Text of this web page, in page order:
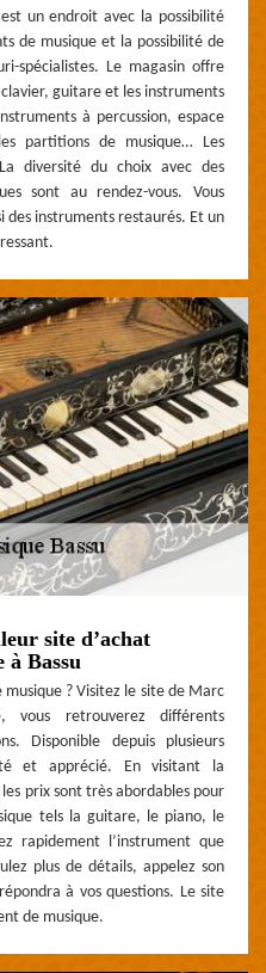
un endroit avec la possibilité
de musique et la possibilité de
spécialistes. Le magasin offre
guitare et les instruments
à percussion, espace
partitions de musique… Les
diversité du choix avec des
sont au rendez-vous. Vous
des instruments restaurés. Et un
site d’achat
à Bassu
? Visitez le site de Marc
vous retrouverez différents
Disponible depuis plusieurs
et apprécié. En visitant la
prix sont très abordables pour
tels la guitare, le piano, le
rapidement l’instrument que
plus de détails, appelez son
à vos questions. Le site
de musique.